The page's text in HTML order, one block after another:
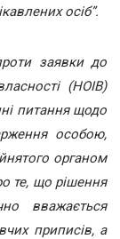
осіб”.
заявки до
(НОІВ)
питання щодо
особою,
органом
те, що рішення
вважається
приписів, а